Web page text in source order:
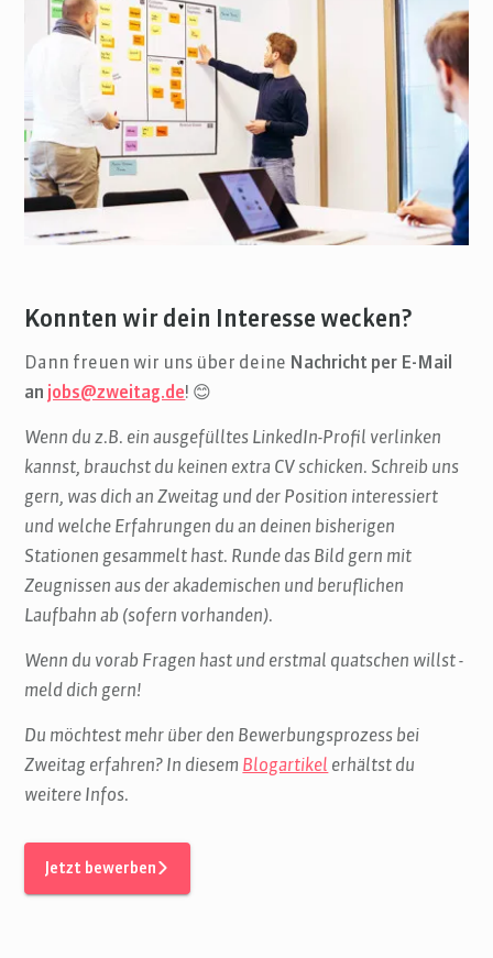
Konnten wir dein Interesse wecken?
Dann freuen wir uns über deine Nachricht per E-Mail
an jobs@zweitag.de! 😊
Wenn du z.B. ein ausgefülltes LinkedIn-Profil verlinken
kannst, brauchst du keinen extra CV schicken. Schreib uns
gern, was dich an Zweitag und der Position interessiert
und welche Erfahrungen du an deinen bisherigen
Stationen gesammelt hast. Runde das Bild gern mit
Zeugnissen aus der akademischen und beruflichen
Laufbahn ab (sofern vorhanden).
Wenn du vorab Fragen hast und erstmal quatschen willst -
meld dich gern!
Du möchtest mehr über den Bewerbungsprozess bei
Zweitag erfahren? In diesem Blogartikel erhältst du
weitere Infos.
Jetzt bewerben